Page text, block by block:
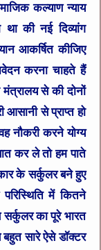
कल्याण न्याय
था की नई दिव्यांग
आकर्षित कीजिए
करना चाहते हैं
से की दोनों
से प्राप्त हो
नौकरी करने योग्य
कर ले तो हम पाते
के सर्कुलर बने हुए
में कितने
सर्कुलर का पूरे भारत
बहुत सारे ऐसे डॉक्टर